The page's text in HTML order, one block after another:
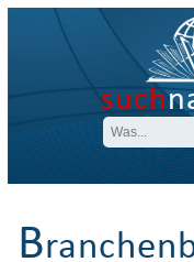
such
B